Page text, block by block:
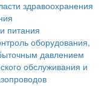
здравоохранения
питания
оборудования,
давлением
обслуживания и